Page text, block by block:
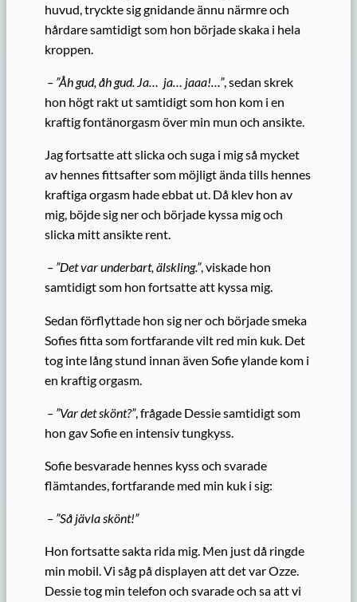
huvud, tryckte sig gnidande ännu närmre och
hårdare samtidigt som hon började skaka i hela
kroppen.
– ”Åh gud, åh gud. Ja… ja… jaaa!…”, sedan skrek
hon högt rakt ut samtidigt som hon kom i en
kraftig fontänorgasm över min mun och ansikte.
Jag fortsatte att slicka och suga i mig så mycket
av hennes fittsafter som möjligt ända tills hennes
kraftiga orgasm hade ebbat ut. Då klev hon av
mig, böjde sig ner och började kyssa mig och
slicka mitt ansikte rent.
– ”Det var underbart, älskling.”, viskade hon
samtidigt som hon fortsatte att kyssa mig.
Sedan förflyttade hon sig ner och började smeka
Sofies fitta som fortfarande vilt red min kuk. Det
tog inte lång stund innan även Sofie ylande kom i
en kraftig orgasm.
– ”Var det skönt?”, frågade Dessie samtidigt som
hon gav Sofie en intensiv tungkyss.
Sofie besvarade hennes kyss och svarade
flämtandes, fortfarande med min kuk i sig:
– ”Så jävla skönt!”
Hon fortsatte sakta rida mig. Men just då ringde
min mobil. Vi såg på displayen att det var Ozze.
Dessie tog min telefon och svarade och sa att vi